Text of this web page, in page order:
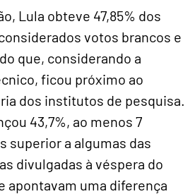
Lula obteve 47,85% dos
votos brancos e
que, considerando a
ficou próximo ao
dos institutos de pesquisa.
43,7%, ao menos 7
superior a algumas das
divulgadas à véspera do
apontavam uma diferença